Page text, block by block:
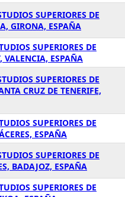
SUPERIORES DE
GIRONA, ESPAÑA
SUPERIORES DE
VALENCIA, ESPAÑA
SUPERIORES DE
CRUZ DE TENERIFE,
SUPERIORES DE
ESPAÑA
SUPERIORES DE
BADAJOZ, ESPAÑA
SUPERIORES DE